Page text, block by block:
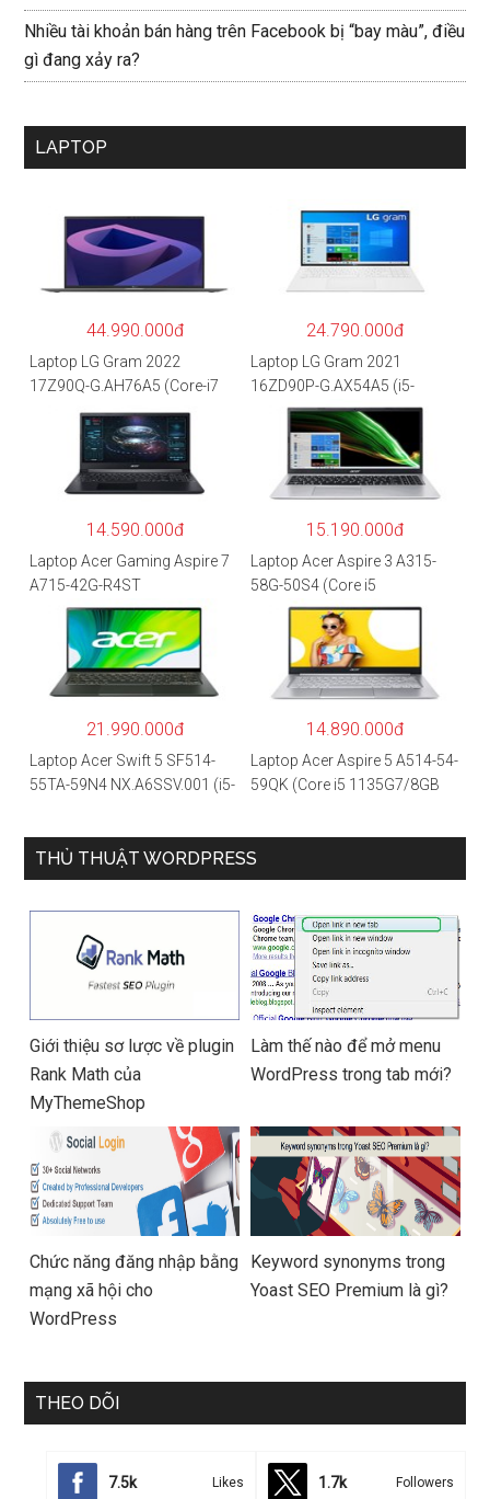
Nhiều tài khoản bán hàng trên Facebook bị “bay màu”, điều
gì đang xảy ra?
LAPTOP
44.990.000đ
Laptop LG Gram 2022
17Z90Q-G.AH76A5 (Core-i7
1260P/16GB/512GB/17″
WQXGA/Win 11/Xám)
24.790.000đ
Laptop LG Gram 2021
16ZD90P-G.AX54A5 (i5-
1135G7/8GB RAM/512GB
SSD/16″WQXGA/Dos/Trắng)
14.590.000đ
Laptop Acer Gaming Aspire 7
A715-42G-R4ST
NH.QAYSV.004 (R5
5500U/8GB RAM/256GB
SSD/15.6″FHD IPS/GTX1650
4GB/Win10) – Hàng chính
15.190.000đ
Laptop Acer Aspire 3 A315-
58G-50S4 (Core i5
1135G7/8GB
RAM/512GB/15.6″FHD/MX35
0 2GB/Win 10/Bạc)
21.990.000đ
Laptop Acer Swift 5 SF514-
55TA-59N4 NX.A6SSV.001 (i5-
anh) – Hàng chính hãng
14.890.000đ
Laptop Acer Aspire 5 A514-54-
59QK (Core i5 1135G7/8GB
THỦ THUẬT WORDPRESS
Giới thiệu sơ lược về plugin
Rank Math của
MyThemeShop
Làm thế nào để mở menu
WordPress trong tab mới?
Chức năng đăng nhập bằng
mạng xã hội cho
WordPress
Keyword synonyms trong
Yoast SEO Premium là gì?
THEO DÕI
7.5k Likes 1.7k Followers